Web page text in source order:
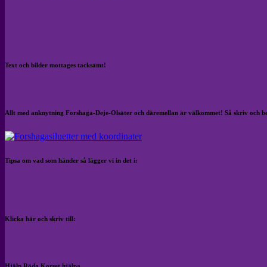
Text och bilder mottages tacksamt!
Allt med anknytning Forshaga-Deje-Olsäter och däremellan är välkommet! Så skriv och
Tipsa om vad som händer så lägger vi in det i:
Klicka här och skriv till: